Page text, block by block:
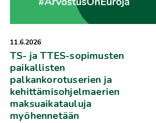
11.6.2026
TS- ja TTES-sopimusten
paikallisten
palkankorotuserien ja
kehittämisohjelmaerien
maksuaikatauluja
myöhennetään